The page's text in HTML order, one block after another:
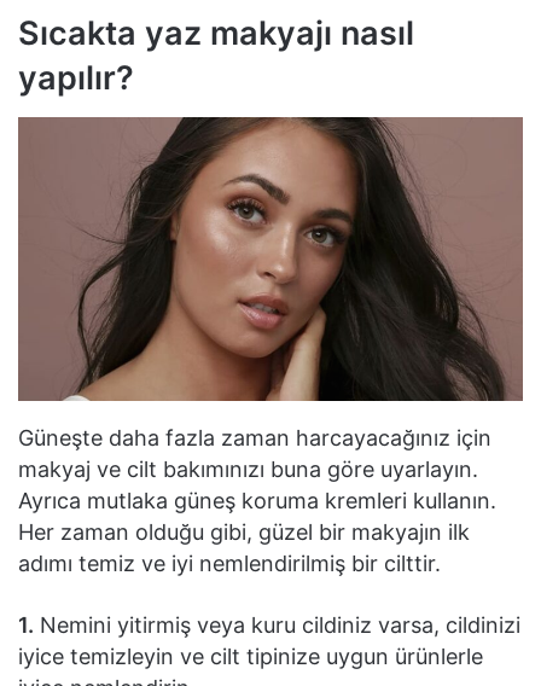
Sıcakta yaz makyajı nasıl
yapılır?
Güneşte daha fazla zaman harcayacağınız için
makyaj ve cilt bakımınızı buna göre uyarlayın.
Ayrıca mutlaka güneş koruma kremleri kullanın.
Her zaman olduğu gibi, güzel bir makyajın ilk
adımı temiz ve iyi nemlendirilmiş bir cilttir.
1. Nemini yitirmiş veya kuru cildiniz varsa, cildinizi
iyice temizleyin ve cilt tipinize uygun ürünlerle